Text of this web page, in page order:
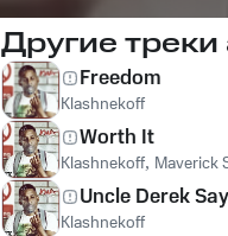
Другие
Freedom
Klashnekoff
Worth It
Klashnekoff, Maverick
Uncle Derek
Klashnekoff